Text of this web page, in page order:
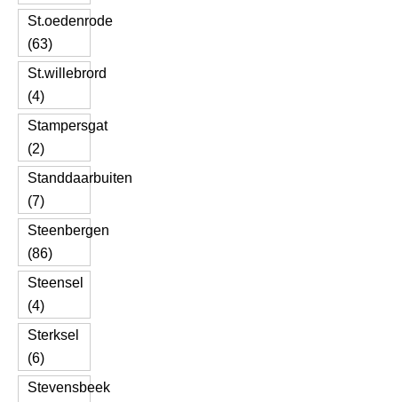
St.oedenrode
(63)
St.willebrord
(4)
Stampersgat
(2)
Standdaarbuiten
(7)
Steenbergen
(86)
Steensel
(4)
Sterksel
(6)
Stevensbeek